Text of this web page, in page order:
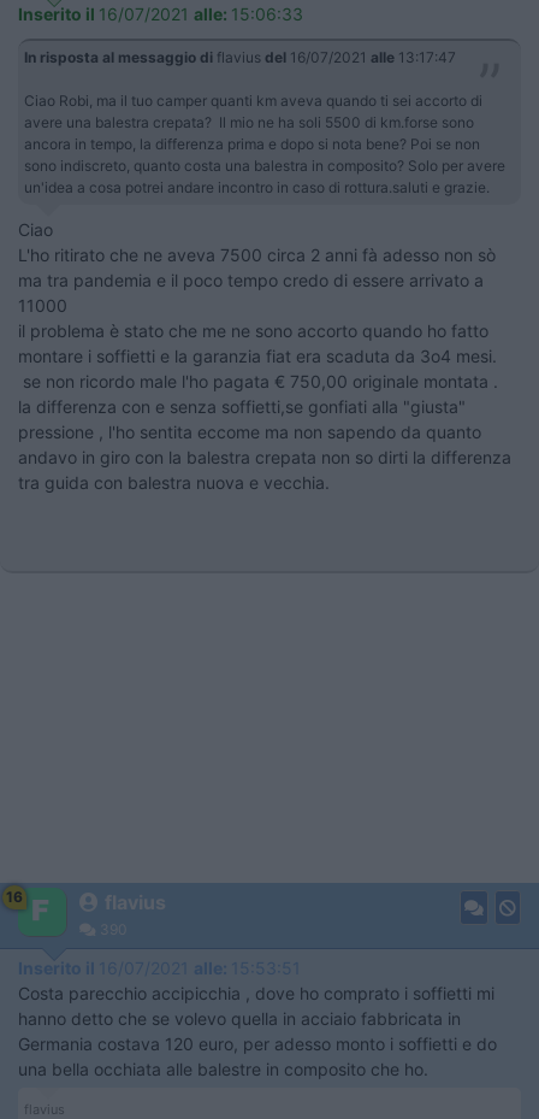
Inserito il 16/07/2021 alle: 15:06:33
In risposta al messaggio di flavius del 16/07/2021 alle 13:17:47
Ciao Robi, ma il tuo camper quanti km aveva quando ti sei accorto di
avere una balestra crepata? Il mio ne ha soli 5500 di km.forse sono
ancora in tempo, la differenza prima e dopo si nota bene? Poi se non
sono indiscreto, quanto costa una balestra in composito? Solo per avere
un'idea a cosa potrei andare incontro in caso di rottura.saluti e grazie.
Ciao
L'ho ritirato che ne aveva 7500 circa 2 anni fà adesso non sò
ma tra pandemia e il poco tempo credo di essere arrivato a
11000
il problema è stato che me ne sono accorto quando ho fatto
montare i soffietti e la garanzia fiat era scaduta da 3o4 mesi.
se non ricordo male l'ho pagata € 750,00 originale montata .
la differenza con e senza soffietti,se gonfiati alla "giusta"
pressione , l'ho sentita eccome ma non sapendo da quanto
andavo in giro con la balestra crepata non so dirti la differenza
tra guida con balestra nuova e vecchia.
16 flavius
390
Inserito il 16/07/2021 alle: 15:53:51
Costa parecchio accipicchia , dove ho comprato i soffietti mi
hanno detto che se volevo quella in acciaio fabbricata in
Germania costava 120 euro, per adesso monto i soffietti e do
una bella occhiata alle balestre in composito che ho.
flavius